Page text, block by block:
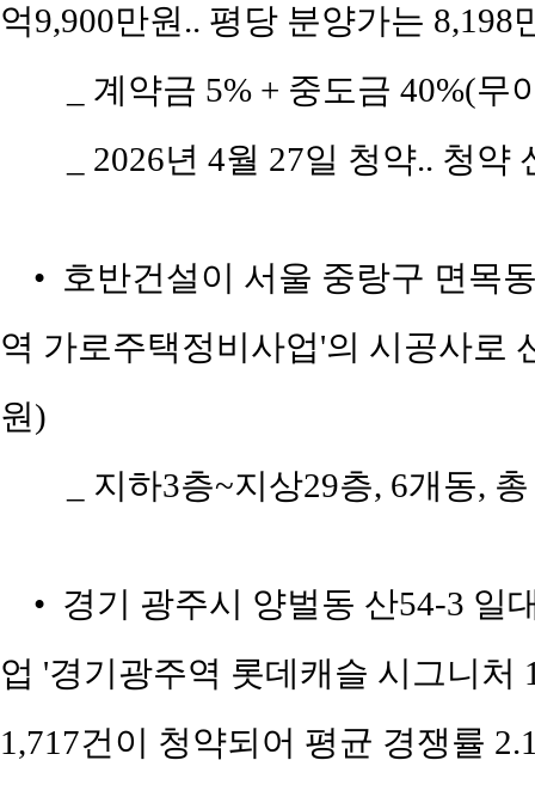
억9,900만원.. 평당 분양가는 8,198
_ 계약금 5% + 중도금 40%(무
_ 2026년 4월 27일 청약.. 청
• 호반건설이 서울 중랑구 면목
역 가로주택정비사업'의 시공사로
원)
_ 지하3층~지상29층, 6개동,
• 경기 광주시 양벌동 산54-3 일
업 '경기광주역 롯데캐슬 시그니처
1,717건이 청약되어 평균 경쟁률